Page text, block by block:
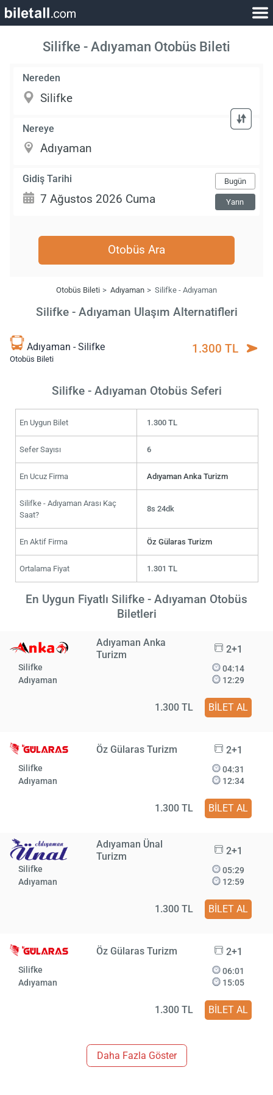
Silifke - Adıyaman Otobüs Bileti
Nereden
Nereye
Gidiş Tarihi Bugün
Yarın
Otobüs Ara
Otobüs Bileti Adıyaman Silifke - Adıyaman
Silifke - Adıyaman Ulaşım Alternatifleri
Adıyaman - Silifke
Otobüs Bileti
1.300 TL
Silifke - Adıyaman Otobüs Seferi
En Uygun Bilet 1.300 TL
Sefer Sayısı 6
En Ucuz Firma Adıyaman Anka Turizm
Silifke - Adıyaman Arası Kaç
Saat?
8s 24dk
En Aktif Firma Öz Gülaras Turizm
Ortalama Fiyat 1.301 TL
En Uygun Fiyatlı Silifke - Adıyaman Otobüs
Biletleri
Adıyaman Anka
Turizm
2+1
Silifke
Adıyaman
04:14
12:29
1.300 TL BİLET AL
Öz Gülaras Turizm 2+1
Silifke
Adıyaman
04:31
12:34
1.300 TL BİLET AL
Adıyaman Ünal
Turizm
2+1
Silifke
Adıyaman
05:29
12:59
1.300 TL BİLET AL
Öz Gülaras Turizm 2+1
Silifke
Adıyaman
06:01
15:05
1.300 TL BİLET AL
Daha Fazla Göster